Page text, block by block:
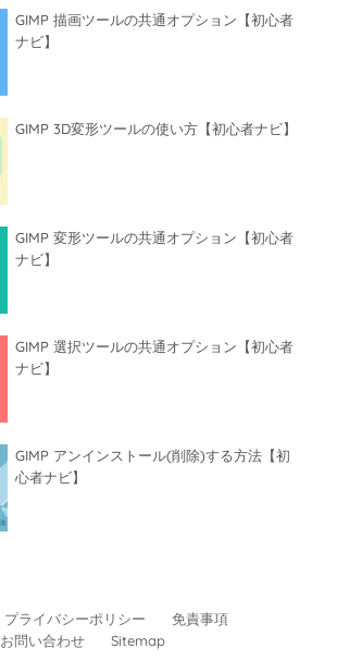
GIMP 描画ツールの共通オプション【初心者
ナビ】
GIMP 3D変形ツールの使い方【初心者ナビ】
GIMP 変形ツールの共通オプション【初心者
ナビ】
GIMP 選択ツールの共通オプション【初心者
ナビ】
GIMP アンインストール(削除)する方法【初
心者ナビ】
プライバシーポリシー
免責事項
お問い合わせ
Sitemap